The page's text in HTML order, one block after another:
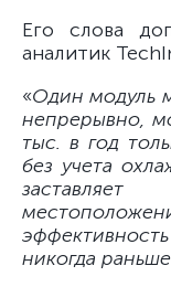
Его слова
аналитик
«Один модуль
непрерывно,
тыс. в год
без учета
никогда раньше